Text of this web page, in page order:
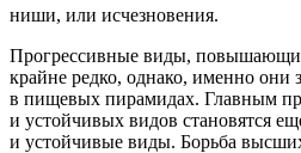
ниши, или исчезновения.
Прогрессивные виды,
крайне редко, однако, именно
в пищевых пирамидах. Главным
и устойчивых видов становятся
и устойчивые виды. Борьба